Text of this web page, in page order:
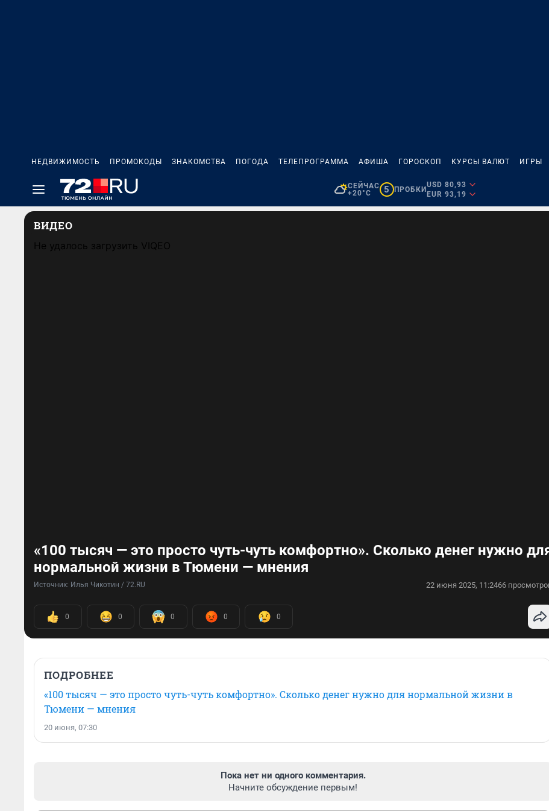
НЕДВИЖИМОСТЬ ПРОМОКОДЫ ЗНАКОМСТВА ПОГОДА ТЕЛЕПРОГРАММА АФИША ГОРОСКОП КУРСЫ ВАЛЮТ ИГРЫ
СЕЙЧАС
+20°C
5 ПРОБКИ
USD 80,93
EUR 93,19
ВИДЕО
Не удалось загрузить VIQEO
«100 тысяч — это просто чуть-чуть комфортно». Сколько денег нужно
нормальной жизни в Тюмени — мнения
Источник: Илья Чикотин / 72.RU 22 июня 2025, 11:2466
0 0 0 0 0
ПОДРОБНЕЕ
«100 тысяч — это просто чуть-чуть комфортно». Сколько денег нужно для нормальной жизни в
Тюмени — мнения
20 июня, 07:30
Пока нет ни одного комментария.
Начните обсуждение первым!